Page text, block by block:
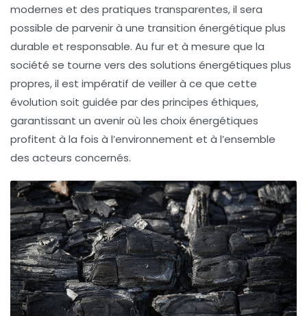
modernes et des pratiques transparentes, il sera
possible de parvenir à une transition énergétique plus
durable et responsable. Au fur et à mesure que la
société se tourne vers des solutions énergétiques plus
propres, il est impératif de veiller à ce que cette
évolution soit guidée par des principes éthiques,
garantissant un avenir où les choix énergétiques
profitent à la fois à l’environnement et à l’ensemble
des acteurs concernés.